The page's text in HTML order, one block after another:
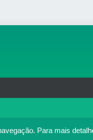
Para mais
33.583.550/0001-30
no portal. Ao